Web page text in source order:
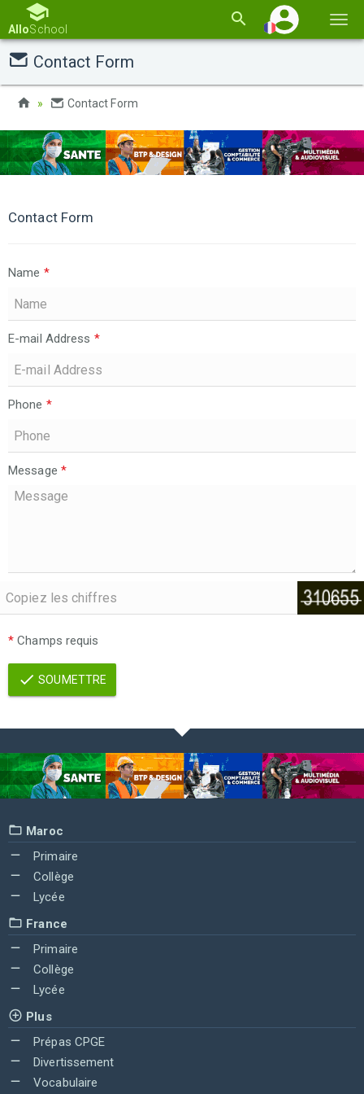
la
AlloSchool
Contact Form
Contact Form
Contact Form
Name *
E-mail Address *
Phone *
Message *
* Champs requis
SOUMETTRE
Maroc
Primaire
Collège
Lycée
France
Primaire
Collège
Lycée
Plus
Prépas CPGE
Divertissement
Vocabulaire